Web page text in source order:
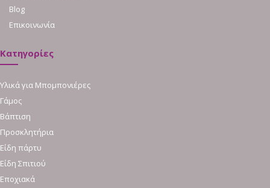
Blog
Επικοινωνία
Κατηγορίες
Υλικά για Μπομπονιέρες
Γάμος
Βάπτιση
Προσκλητήρια
Είδη πάρτυ
Είδη Σπιτιού
Εποχιακά